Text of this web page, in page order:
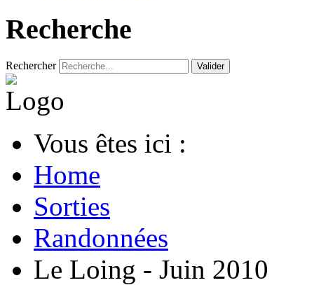
Recherche
Rechercher Valider
Vous êtes ici :
Home
Sorties
Randonnées
Le Loing - Juin 2010